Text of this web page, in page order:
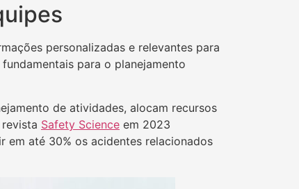
personalizadas e relevantes para
para o planejamento
de atividades, alocam recursos
Safety Science em 2023
até 30% os acidentes relacionados